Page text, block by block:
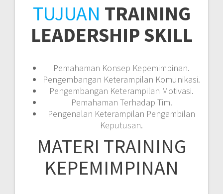
TUJUAN TRAINING
LEADERSHIP SKILL
Pemahaman Konsep Kepemimpinan.
Pengembangan Keterampilan Komunikasi.
Pengembangan Keterampilan Motivasi.
Pemahaman Terhadap Tim.
Pengenalan Keterampilan Pengambilan
Keputusan.
MATERI TRAINING
KEPEMIMPINAN